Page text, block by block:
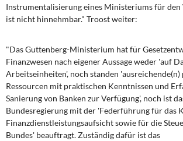
Eurokrise und Griechenland
Weitere Themen
Memo-Gruppe
Institut Solidarische Moderne
Instrumentalisierung eines Ministeriums für den
ist nicht hinnehmbar." Troost weiter:
"Das Guttenberg-Ministerium hat für
Finanzwesen nach eigener Aussage weder 'auf
Arbeitseinheiten', noch standen 'ausreichende(n)
Ressourcen mit praktischen Kenntnissen und
Sanierung von Banken zur Verfügung', noch ist
Bundesregierung mit der 'Federführung für das
Finanzdienstleistungsaufsicht sowie für die
Bundes' beauftragt. Zuständig dafür ist das